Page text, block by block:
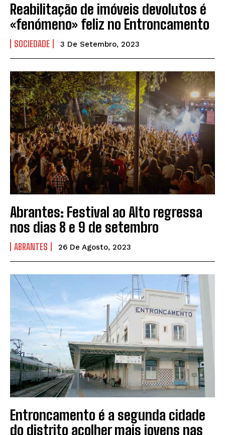
Reabilitação de imóveis devolutos é
«fenómeno» feliz no Entroncamento
SOCIEDADE 3 De Setembro, 2023
Abrantes: Festival ao Alto regressa
nos dias 8 e 9 de setembro
ABRANTES 26 De Agosto, 2023
Entroncamento é a segunda cidade
do distrito acolher mais jovens nas